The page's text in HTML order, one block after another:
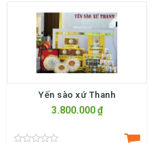
Yến sào xứ Thanh
3.800.000 ₫